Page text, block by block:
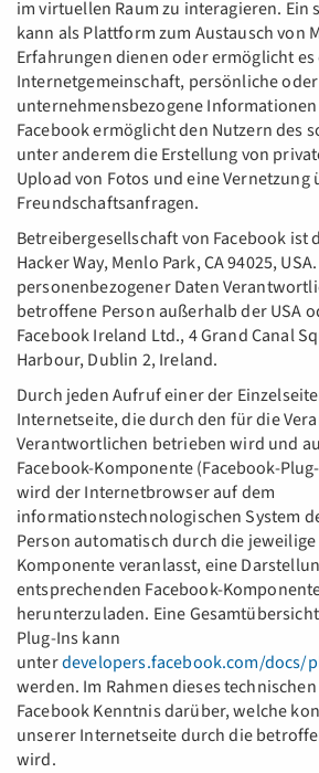
im virtuellen Raum zu interagieren. Ein
kann als Plattform zum Austausch von
Erfahrungen dienen oder ermöglicht es
Internetgemeinschaft, persönliche oder
unternehmensbezogene
Facebook ermöglicht den Nutzern des
unter anderem die Erstellung von
Upload von Fotos und eine Vernetzung
Freundschaftsanfragen.
Betreibergesellschaft von Facebook ist
Hacker Way, Menlo Park, CA 94025,
personenbezogener Daten
betroffene Person außerhalb der USA
Facebook Ireland Ltd., 4 Grand Canal
Harbour, Dublin 2, Ireland.
Durch jeden Aufruf einer der
Internetseite, die durch den für die
Verantwortlichen betrieben wird und
Facebook-Komponente (Facebook-
wird der Internetbrowser auf dem
informationstechnologischen System
Person automatisch durch die jeweilige
Komponente veranlasst, eine
entsprechenden Facebook-
herunterzuladen. Eine
Plug-Ins kann
unterdevelopers.facebook.com/docs/
werden. Im Rahmen dieses
Facebook Kenntnis darüber, welche
unserer Internetseite durch die
wird.